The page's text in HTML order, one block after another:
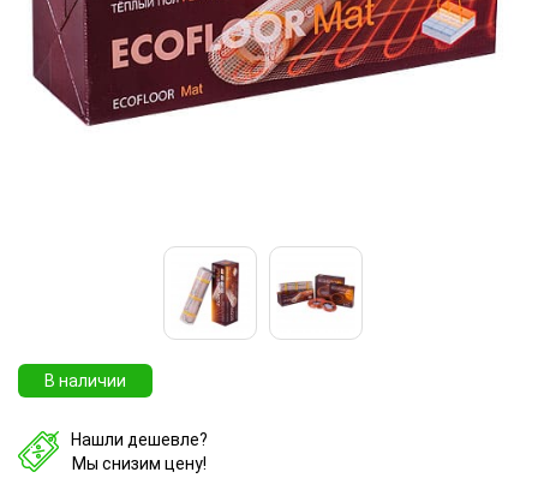
В наличии
Нашли дешевле?
Мы снизим цену!